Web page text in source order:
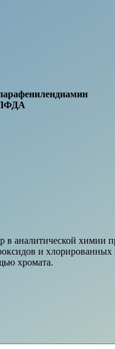
в аналитической химии
и
хромата.